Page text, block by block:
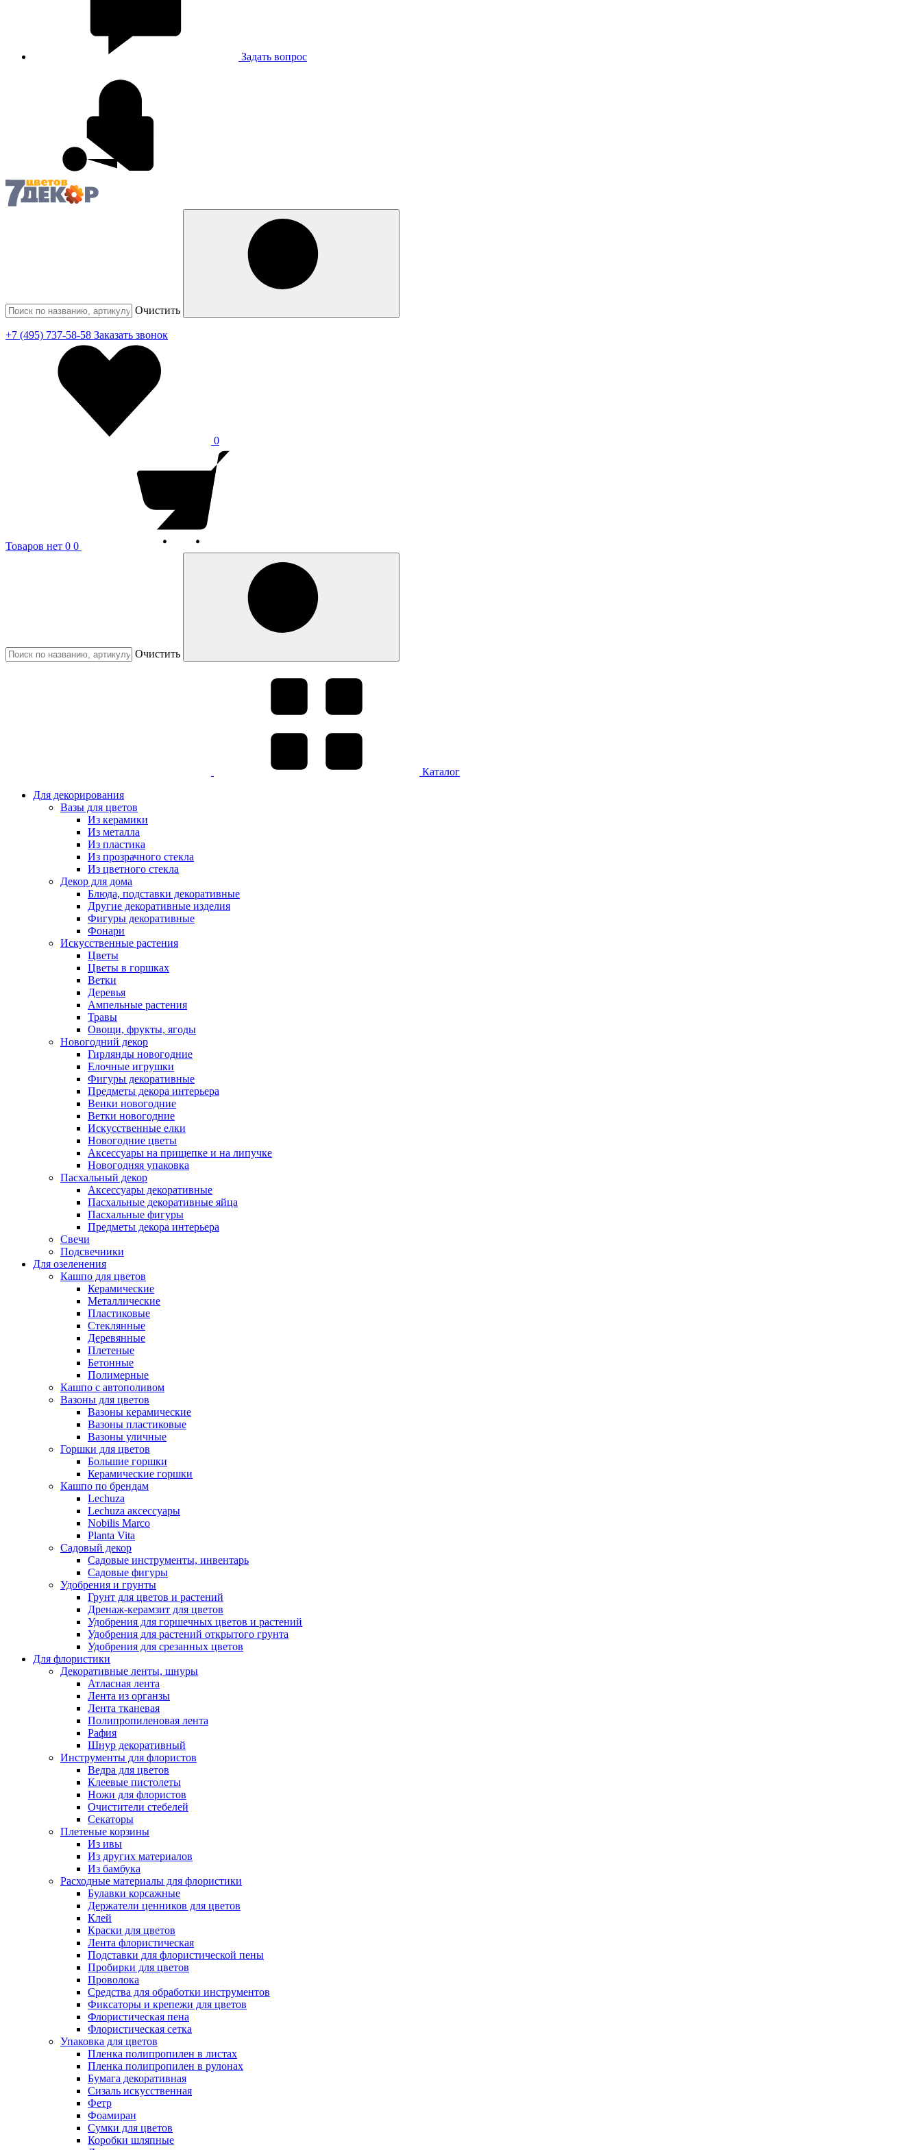
Задать вопрос
Очистить
+7 (495) 737-58-58 Заказать звонок
0
Товаров нет 0 0
Очистить
Каталог
Для декорирования
Вазы для цветов
Из керамики
Из металла
Из пластика
Из прозрачного стекла
Из цветного стекла
Декор для дома
Блюда, подставки декоративные
Другие декоративные изделия
Фигуры декоративные
Фонари
Искусственные растения
Цветы
Цветы в горшках
Ветки
Деревья
Ампельные растения
Травы
Овощи, фрукты, ягоды
Новогодний декор
Гирлянды новогодние
Елочные игрушки
Фигуры декоративные
Предметы декора интерьера
Венки новогодние
Ветки новогодние
Искусственные елки
Новогодние цветы
Аксессуары на прищепке и на липучке
Новогодняя упаковка
Пасхальный декор
Аксессуары декоративные
Пасхальные декоративные яйца
Пасхальные фигуры
Предметы декора интерьера
Свечи
Подсвечники
Для озеленения
Кашпо для цветов
Керамические
Металлические
Пластиковые
Стеклянные
Деревянные
Плетеные
Бетонные
Полимерные
Кашпо с автополивом
Вазоны для цветов
Вазоны керамические
Вазоны пластиковые
Вазоны уличные
Горшки для цветов
Большие горшки
Керамические горшки
Кашпо по брендам
Lechuza
Lechuza аксессуары
Nobilis Marco
Planta Vita
Садовый декор
Садовые инструменты, инвентарь
Садовые фигуры
Удобрения и грунты
Грунт для цветов и растений
Дренаж-керамзит для цветов
Удобрения для горшечных цветов и растений
Удобрения для растений открытого грунта
Удобрения для срезанных цветов
Для флористики
Декоративные ленты, шнуры
Атласная лента
Лента из органзы
Лента тканевая
Полипропиленовая лента
Рафия
Шнур декоративный
Инструменты для флористов
Ведра для цветов
Клеевые пистолеты
Ножи для флористов
Очистители стебелей
Секаторы
Плетеные корзины
Из ивы
Из других материалов
Из бамбука
Расходные материалы для флористики
Булавки корсажные
Держатели ценников для цветов
Клей
Краски для цветов
Лента флористическая
Подставки для флористической пены
Пробирки для цветов
Проволока
Средства для обработки инструментов
Фиксаторы и крепежи для цветов
Флористическая пена
Флористическая сетка
Упаковка для цветов
Пленка полипропилен в листах
Пленка полипропилен в рулонах
Бумага декоративная
Сизаль искусственная
Фетр
Фоамиран
Сумки для цветов
Коробки шляпные